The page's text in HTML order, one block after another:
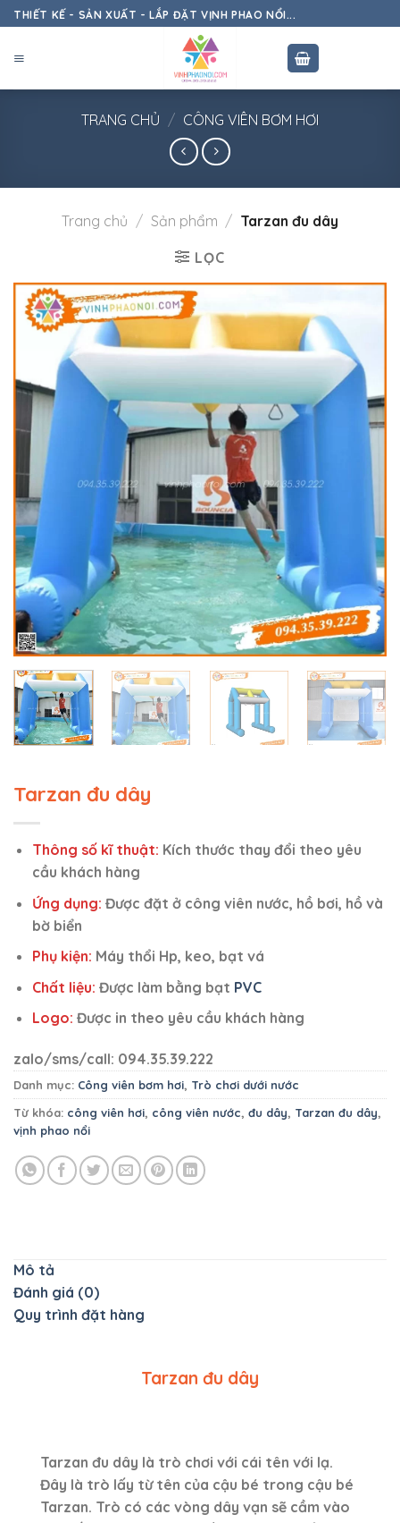
Skip
to
content
THIẾT KẾ - SẢN XUẤT - LẮP ĐẶT VỊNH PHAO NỔI...
TRANG CHỦ / CÔNG VIÊN BƠM HƠI
Trang chủ / Sản phẩm / Tarzan đu dây
LỌC
Tarzan đu dây
Thông số kĩ thuật: Kích thước thay đổi theo yêu
cầu khách hàng
Ứng dụng: Được đặt ở công viên nước, hồ bơi, hồ và
bờ biển
Phụ kiện: Máy thổi Hp, keo, bạt vá
Chất liệu: Được làm bằng bạt PVC
Logo: Được in theo yêu cầu khách hàng
zalo/sms/call: 094.35.39.222
Danh mục: Công viên bơm hơi, Trò chơi dưới nước
Từ khóa: công viên hơi, công viên nước, đu dây, Tarzan đu dây,
vịnh phao nổi
Mô tả
Đánh giá (0)
Quy trình đặt hàng
Tarzan đu dây
Tarzan đu dây là trò chơi với cái tên với lạ.
Đây là trò lấy từ tên của cậu bé trong cậu bé
Tarzan. Trò có các vòng dây vạn sẽ cầm vào